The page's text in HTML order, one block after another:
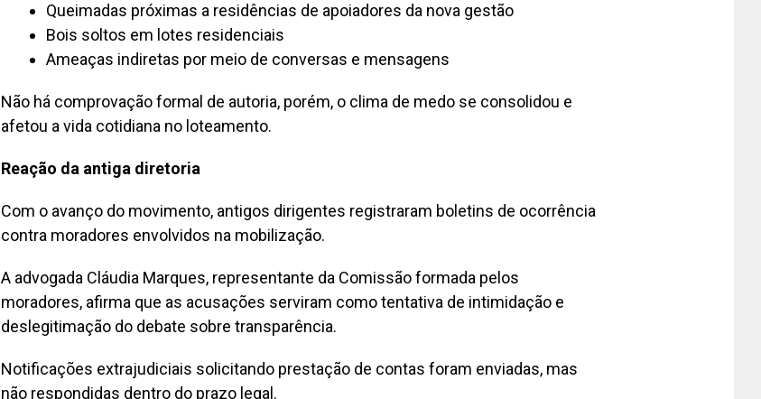
Queimadas próximas a residências de apoiadores da nova gestão
Bois soltos em lotes residenciais
Ameaças indiretas por meio de conversas e mensagens
Não há comprovação formal de autoria, porém, o clima de medo se consolidou e
afetou a vida cotidiana no loteamento.
Reação da antiga diretoria
Com o avanço do movimento, antigos dirigentes registraram boletins de ocorrência
contra moradores envolvidos na mobilização.
A advogada Cláudia Marques, representante da Comissão formada pelos
moradores, afirma que as acusações serviram como tentativa de intimidação e
deslegitimação do debate sobre transparência.
Notificações extrajudiciais solicitando prestação de contas foram enviadas, mas
não respondidas dentro do prazo legal.